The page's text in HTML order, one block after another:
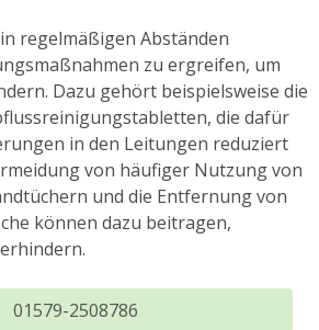
regelmäßigen Abständen
zu ergreifen, um
Dazu gehört beispielsweise die
die dafür
in den Leitungen reduziert
von häufiger Nutzung von
und die Entfernung von
können dazu beitragen,
01579-2508786